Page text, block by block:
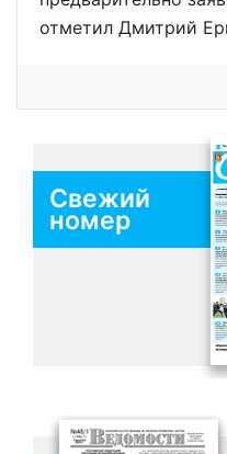
отметил Дмитрий
Свежий
номер